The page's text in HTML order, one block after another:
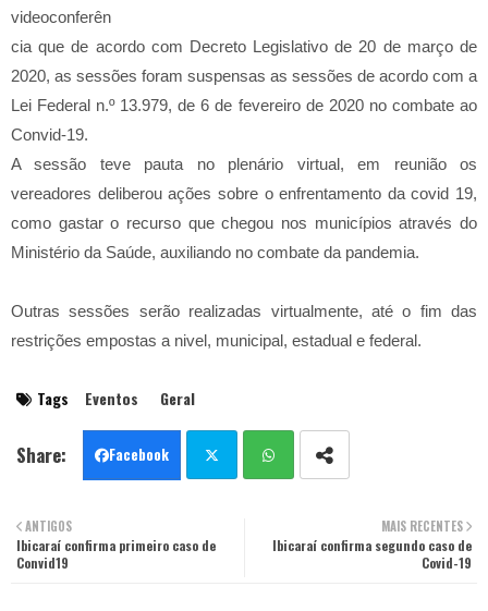
videoconferên
cia que de acordo com Decreto Legislativo de 20 de março de
2020, as sessões foram suspensas as sessões de acordo com a
Lei Federal n.º 13.979, de 6 de fevereiro de 2020 no combate ao
Convid-19.
A sessão teve pauta no plenário virtual, em reunião os
vereadores deliberou ações sobre o enfrentamento da covid 19,
como gastar o recurso que chegou nos municípios através do
Ministério da Saúde, auxiliando no combate da pandemia.
Outras sessões serão realizadas virtualmente, até o fim das
restrições empostas a nivel, municipal, estadual e federal.
Tags Eventos Geral
Facebook
ter tsa
MAIS RECENTES
Ibicaraí confirma segundo caso de
Covid-19
ANTIGOS
Ibicaraí confirma primeiro caso de
Convid19